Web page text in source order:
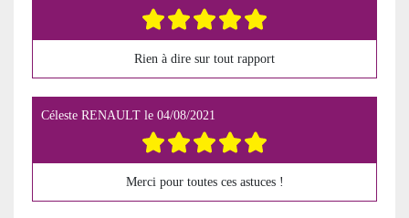
Rien à dire sur tout rapport
Céleste RENAULT le 04/08/2021
Merci pour toutes ces astuces !